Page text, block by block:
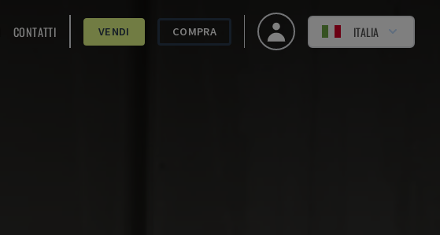
CONTATTI VENDI COMPRA ITALIA